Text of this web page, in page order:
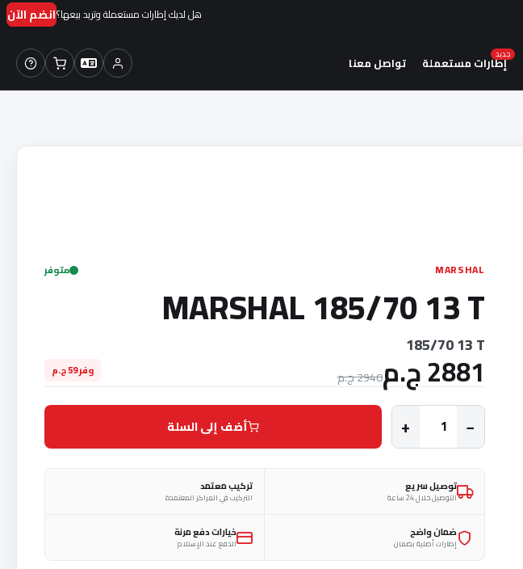
هل لديك إطارات مستعملة وتريد بيعها؟انضم الآن
إطارات مستعملة
جديد تواصل معنا
MARSHAL متوفر
MARSHAL 185/70 13 T
185/70 13 T
2881 ج.م 2940 ج.م وفر 59 ج.م
−
+ أضف إلى السلة
توصيل سريع
التوصيل خلال 24 ساعة
تركيب معتمد
التركيب في المراكز المعتمدة
ضمان واضح
إطارات أصلية بضمان
خيارات دفع مرنة
الدفع عند الإستلام